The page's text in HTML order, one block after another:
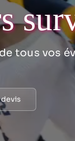
tous vos